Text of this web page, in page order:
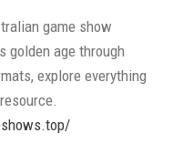
game show
golden age through
explore everything